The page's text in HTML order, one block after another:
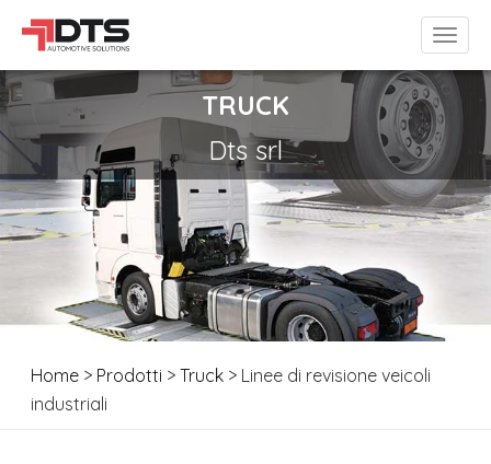
TRUCK
Dts srl
Home > Prodotti >Truck > Linee di revisione veicoli
industriali